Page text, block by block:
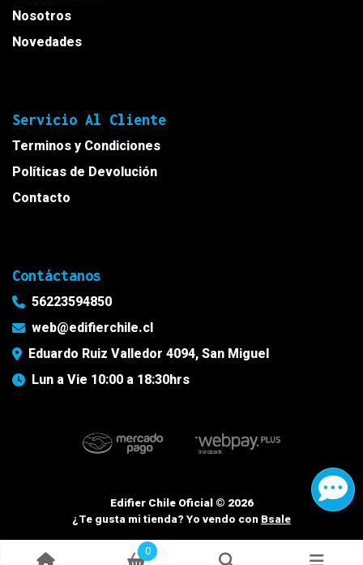
Nosotros
Novedades
Servicio Al Cliente
Terminos y Condiciones
Políticas de Devolución
Contacto
Contáctanos
56223594850
web@edifierchile.cl
Eduardo Ruiz Valledor 4094, San Miguel
Lun a Vie 10:00 a 18:30hrs
Edifier Chile Oficial © 2026
¿Te gusta mi tienda? Yo vendo con Bsale
0